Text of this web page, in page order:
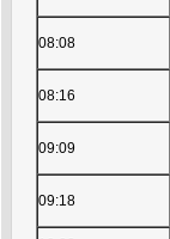
08:08
08:16
09:09
09:18